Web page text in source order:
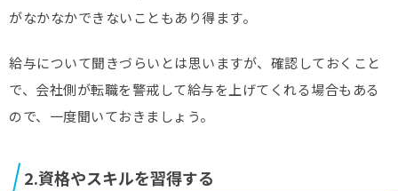
がなかなかできないこともあり得ます。
給与について聞きづらいとは思いますが、確認しておくこと
で、会社側が転職を警戒して給与を上げてくれる場合もある
ので、一度聞いておきましょう。
2.資格やスキルを習得する